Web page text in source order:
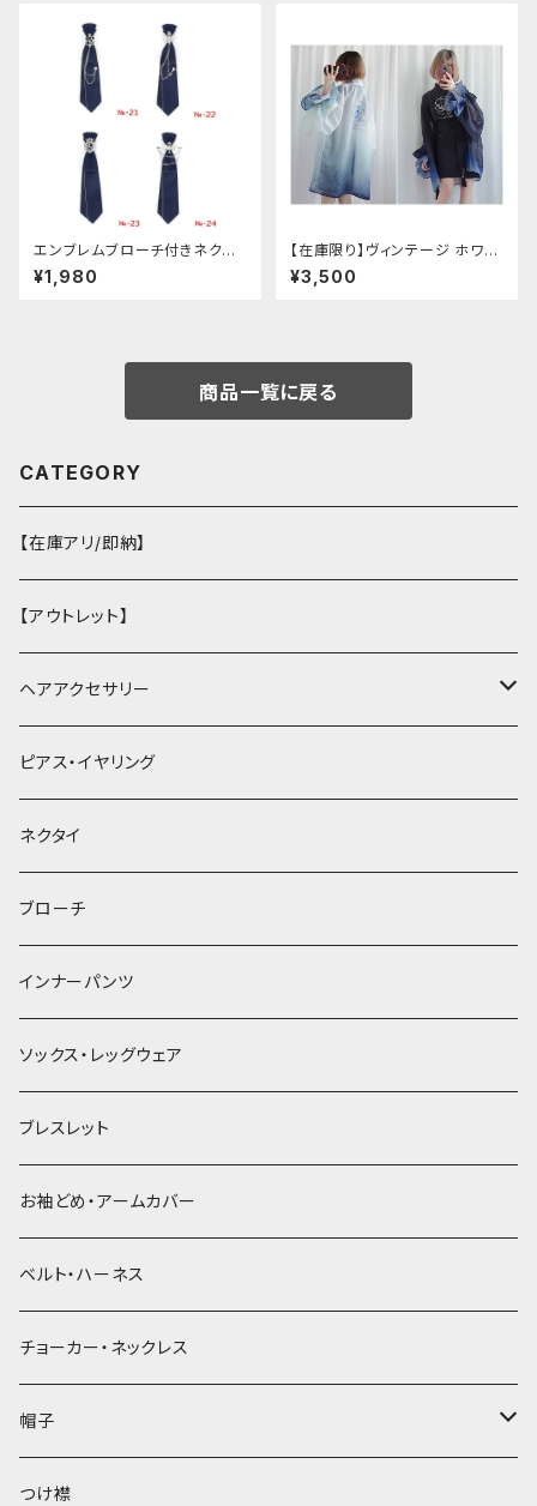
エンブレムブローチ付きネクタ
イ(ネイビー)
¥1,980
【在庫限り】ヴィンテージ ホワイ
トタイガー チョンサム ショートス
リーブ
¥3,500
商品一覧に戻る
CATEGORY
【在庫アリ/即納】
【アウトレット】
ヘアアクセサリー
ヘアクリップ
ヘッドドレス・カチューシャ
ヘアゴム
簪
ピアス・イヤリング
ネクタイ
ブローチ
インナーパンツ
ソックス・レッグウェア
ブレスレット
お袖どめ・アームカバー
ベルト・ハーネス
チョーカー・ネックレス
帽子
ベレー帽
つけ襟